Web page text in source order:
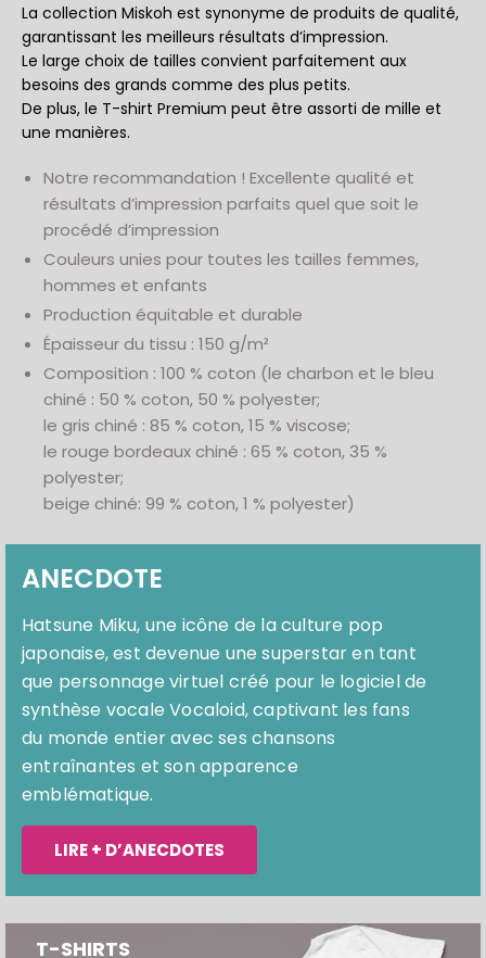
La collection Miskoh est synonyme de produits de qualité,
garantissant les meilleurs résultats d’impression.
Le large choix de tailles convient parfaitement aux
besoins des grands comme des plus petits.
De plus, le T-shirt Premium peut être assorti de mille et
une manières.
Notre recommandation ! Excellente qualité et
résultats d’impression parfaits quel que soit le
procédé d’impression
Couleurs unies pour toutes les tailles femmes,
hommes et enfants
Production équitable et durable
Épaisseur du tissu : 150 g/m²
Composition : 100 % coton (le charbon et le bleu
chiné : 50 % coton, 50 % polyester;
le gris chiné : 85 % coton, 15 % viscose;
le rouge bordeaux chiné : 65 % coton, 35 %
polyester;
beige chiné: 99 % coton, 1 % polyester)
ANECDOTE
Hatsune Miku, une icône de la culture pop
japonaise, est devenue une superstar en tant
que personnage virtuel créé pour le logiciel de
synthèse vocale Vocaloid, captivant les fans
du monde entier avec ses chansons
entraînantes et son apparence
emblématique.
LIRE + D’ANECDOTES
T-SHIRTS